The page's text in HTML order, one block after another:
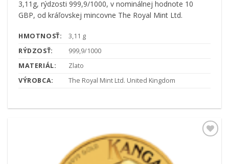
3,11g, rýdzosti 999,9/1000, v nominálnej hodnote 10
GBP, od kráľovskej mincovne The Royal Mint Ltd.
HMOTNOSŤ:
3,11 g
RÝDZOSŤ:
999,9/1000
MATERIÁL:
Zlato
VÝROBCA:
The Royal Mint Ltd. United Kingdom